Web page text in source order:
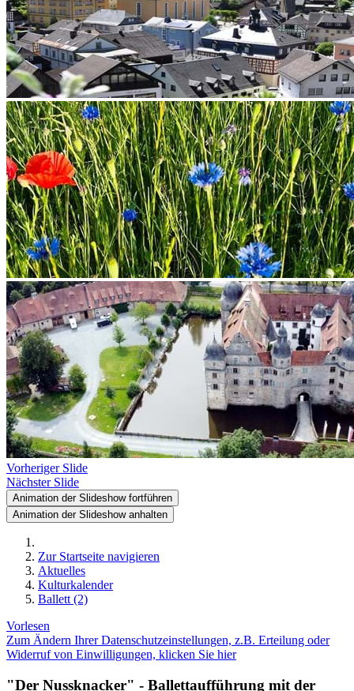
Vorheriger Slide
Nächster Slide
Animation der Slideshow fortführen
Animation der Slideshow anhalten
Zur Startseite navigieren
Aktuelles
Kulturkalender
Ballett (2)
Vorlesen
Zum Ändern Ihrer Datenschutzeinstellungen, z.B. Erteilung oder
Widerruf von Einwilligungen, klicken Sie hier
"Der Nussknacker" - Ballettaufführung mit der